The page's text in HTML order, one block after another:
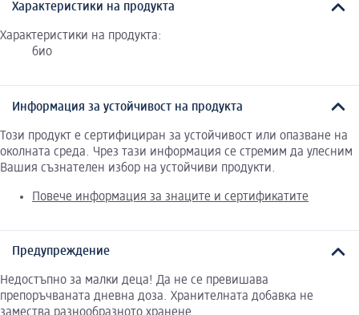
Характеристики на продукта
Характеристики на продукта:
био
Информация за устойчивост на продукта
Този продукт е сертифициран за устойчивост или опазване на
околната среда. Чрез тази информация се стремим да улесним
Вашия съзнателен избор на устойчиви продукти.
Повече информация за знаците и сертификатите
Предупреждение
Недостъпно за малки деца! Да не се превишава
препоръчваната дневна доза. Хранителната добавка не